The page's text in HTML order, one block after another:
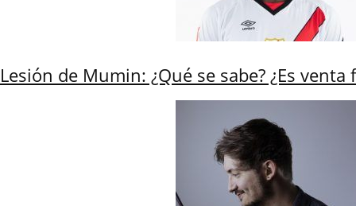
Lesión de Mumin: ¿Qué se sabe? ¿Es venta